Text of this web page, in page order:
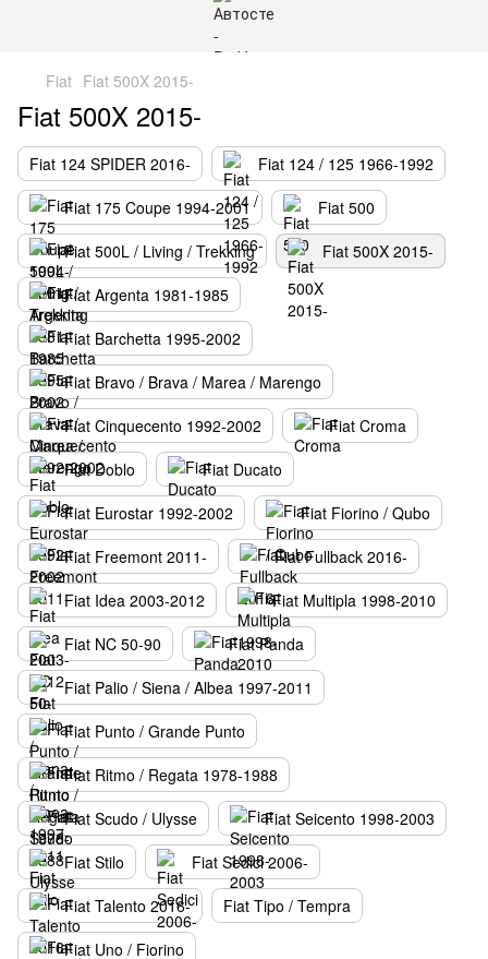
Fiat Fiat 500X 2015-
Fiat 500X 2015-
Fiat 124 SPIDER 2016-
Fiat 124 / 125 1966-1992
Fiat 175 Coupe 1994-2001
Fiat 500
Fiat 500L / Living / Trekking
Fiat 500X 2015-
Fiat Argenta 1981-1985
Fiat Barchetta 1995-2002
Fiat Bravo / Brava / Marea / Marengo
Fiat Cinquecento 1992-2002
Fiat Croma
Fiat Doblo
Fiat Ducato
Fiat Eurostar 1992-2002
Fiat Fiorino / Qubo
Fiat Freemont 2011-
Fiat Fullback 2016-
Fiat Idea 2003-2012
Fiat Multipla 1998-2010
Fiat NC 50-90
Fiat Panda
Fiat Palio / Siena / Albea 1997-2011
Fiat Punto / Grande Punto
Fiat Ritmo / Regata 1978-1988
Fiat Scudo / Ulysse
Fiat Seicento 1998-2003
Fiat Stilo
Fiat Sedici 2006-
Fiat Talento 2016-
Fiat Tipo / Tempra
Fiat Uno / Fiorino